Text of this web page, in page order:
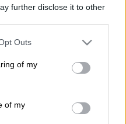
further disclose it to other
uses one or more Google
You may click to
its third-party tags to
purposes in below Google
Outs
of my
of my
στη Google
της Κυριακής
περιοχή Στράτος.
την Πυροσβεστική,
και εναέρια